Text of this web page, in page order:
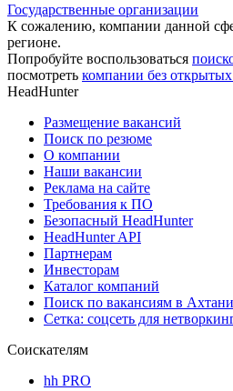
Государственные организации
К сожалению, компании данной
регионе.
Попробуйте воспользоваться
посмотреть компании без
HeadHunter
Размещение вакансий
Поиск по резюме
О компании
Наши вакансии
Реклама на сайте
Требования к ПО
Безопасный HeadHunter
HeadHunter API
Партнерам
Инвесторам
Каталог компаний
Поиск по вакансиям в
Сетка: соцсеть для
Соискателям
hh PRO